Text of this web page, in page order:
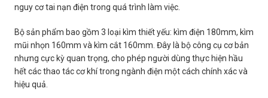
nguy cơ tai nạn điện trong quá trình làm việc.
Bộ sản phẩm bao gồm 3 loại kìm thiết yếu: kìm điện 180mm, kìm
mũi nhọn 160mm và kìm cắt 160mm. Đây là bộ công cụ cơ bản
nhưng cực kỳ quan trọng, cho phép người dùng thực hiện hầu
hết các thao tác cơ khí trong ngành điện một cách chính xác và
hiệu quả.